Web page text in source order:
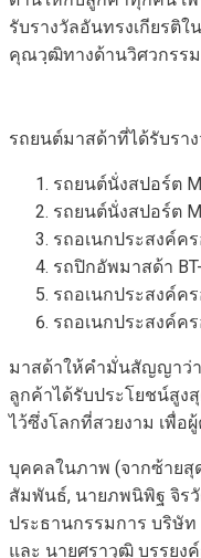
รับรางวัลอันทรงเกียรติ
คุณวฺฒิทางด้านวิศวกรรม
รถยนต์มาสด้าที่ได้รับราง
รถยนต์นั่งสปอร์ต
รถยนต์นั่งสปอร์ต
รถอเนกประสงค์ค
รถปิกอัพมาสด้า
รถอเนกประสงค์ค
รถอเนกประสงค์ค
มาสด้าให้คำมั่นสัญญาว่
ลูกค้าได้รับประโยชน์สูง
ไว้ซึ่งโลกที่สวยงาม เพื่อ
บุคคลในภาพ (จากซ้ายสุ
สัมพันธ์, นายภพนิพิฐ จิรวั
ประธานกรรมการ บริษั
และ นายศราวุฒิ บรรยง